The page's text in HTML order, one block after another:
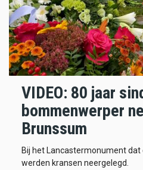
VIDEO: 80 jaar
bommenwerper
Brunssum
Bij het Lancastermonument
werden kransen neergelegd.